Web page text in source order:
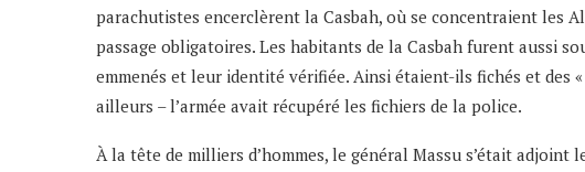
parachutistes encerclèrent la Casbah, où se concentraient les
passage obligatoires. Les habitants de la Casbah furent aussi
emmenés et leur identité vérifiée. Ainsi étaient-ils fichés et des
ailleurs – l’armée avait récupéré les fichiers de la police.
À la tête de milliers d’hommes, le général Massu s’était